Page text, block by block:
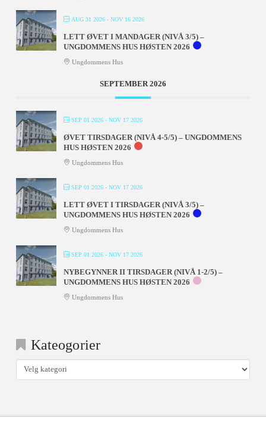
AUG 31 2026- NOV 16 2026
LETT ØVET I MANDAGER (NIVÅ 3/5) –
UNGDOMMENS HUS HØSTEN 2026
Ungdommens Hus
SEPTEMBER 2026
SEP 01 2026- NOV 17 2026
ØVET TIRSDAGER (NIVÅ 4-5/5) – UNGDOMMENS
HUS HØSTEN 2026
Ungdommens Hus
SEP 01 2026- NOV 17 2026
LETT ØVET I TIRSDAGER (NIVÅ 3/5) –
UNGDOMMENS HUS HØSTEN 2026
Ungdommens Hus
SEP 01 2026- NOV 17 2026
NYBEGYNNER II TIRSDAGER (NIVÅ 1-2/5) –
UNGDOMMENS HUS HØSTEN 2026
Ungdommens Hus
Kateogorier
Kateogorier